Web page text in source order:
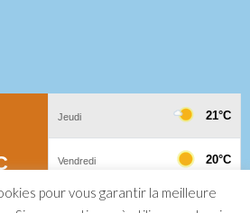
pour vous garantir la meilleure